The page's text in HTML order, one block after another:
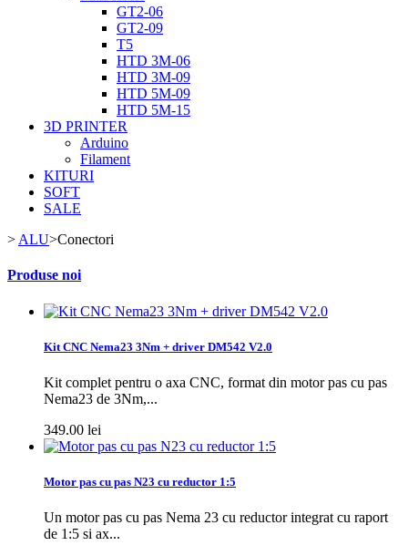
GT2-06
GT2-09
T5
HTD 3M-06
HTD 3M-09
HTD 5M-09
HTD 5M-15
3D PRINTER
Arduino
Filament
KITURI
SOFT
SALE
> ALU>Conectori
Produse noi
Kit CNC Nema23 3Nm + driver DM542 V2.0
Kit complet pentru o axa CNC, format din motor pas cu pas
Nema23 de 3Nm,...
349.00 lei
Motor pas cu pas N23 cu reductor 1:5
Un motor pas cu pas Nema 23 cu reductor integrat cu raport
de 1:5 si ax...